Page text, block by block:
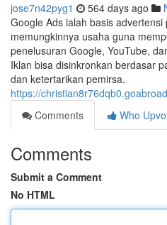
jose7n42pyg1 564 days ago
Google Ads ialah basis
memungkinnya usaha guna
penelusuran Google, YouTube,
Iklan bisa disinkronkan berdasar
dan ketertarikan pemirsa.
https://
Comments
Who
Comments
Submit a Comment
No HTML